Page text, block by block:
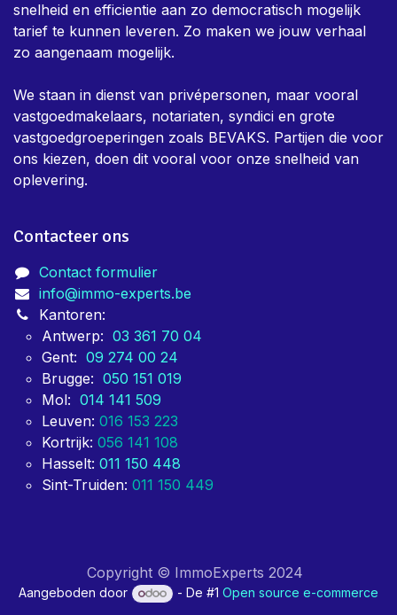
snelheid en efficientie aan zo democratisch mogelijk
tarief te kunnen leveren. Zo maken we jouw verhaal
zo aangenaam mogelijk.
We staan in dienst van privépersonen, maar vooral
vastgoedmakelaars, notariaten, syndici en grote
vastgoedgroeperingen zoals BEVAKS. Partijen die voor
ons kiezen, doen dit vooral voor onze snelheid van
oplevering.
Contacteer ons
Contact formulier
info@immo-experts.be
Kantoren:
Antwerp: 03 361 70 04
Gent: 09 274 00 24
Brugge: 050 151 019
Mol: 014 141 509
Leuven: 016 153 223
Kortrijk: 056 141 108
Hasselt: 011 150 448
Sint-Truiden: 011 150 449
Copyright © ImmoExperts 2024
Aangeboden door - De #1Open source e-commerce